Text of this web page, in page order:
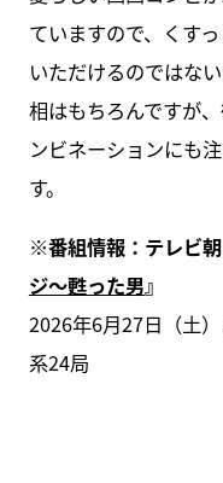
ていますので、くす
いただけるのではな
相はもちろんですが
ンビネーションにも
す。
※番組情報：テレビ
ジ～甦った男』
2026年6月27日（土
系24局